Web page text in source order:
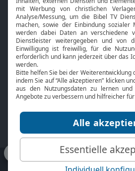
Bibel TV
Über uns
Jobs
Mediadaten
bibeltv.de: Impressum